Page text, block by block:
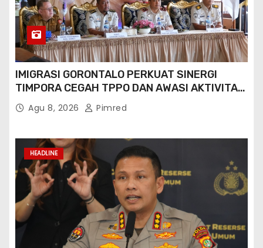
IMIGRASI GORONTALO PERKUAT SINERGI
TIMPORA CEGAH TPPO DAN AWASI AKTIVITAS
ORANG ASING DI GORONTALO UTARA
Agu 8, 2026 Pimred
HEADLINE